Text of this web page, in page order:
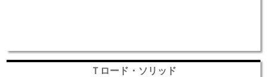
Ｔロード・ソリッド